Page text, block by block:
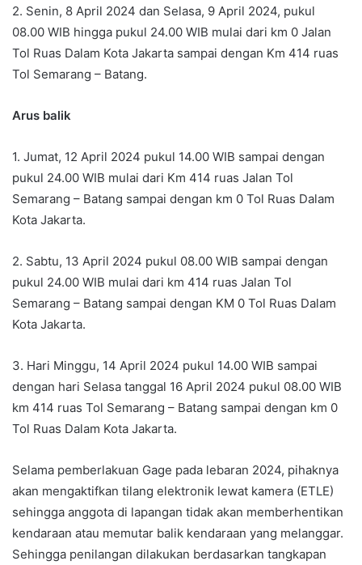
2. Senin, 8 April 2024 dan Selasa, 9 April 2024, pukul
08.00 WIB hingga pukul 24.00 WIB mulai dari km 0 Jalan
Tol Ruas Dalam Kota Jakarta sampai dengan Km 414 ruas
Tol Semarang – Batang.
Arus balik
1. Jumat, 12 April 2024 pukul 14.00 WIB sampai dengan
pukul 24.00 WIB mulai dari Km 414 ruas Jalan Tol
Semarang – Batang sampai dengan km 0 Tol Ruas Dalam
Kota Jakarta.
2. Sabtu, 13 April 2024 pukul 08.00 WIB sampai dengan
pukul 24.00 WIB mulai dari km 414 ruas Jalan Tol
Semarang – Batang sampai dengan KM 0 Tol Ruas Dalam
Kota Jakarta.
3. Hari Minggu, 14 April 2024 pukul 14.00 WIB sampai
dengan hari Selasa tanggal 16 April 2024 pukul 08.00 WIB
km 414 ruas Tol Semarang – Batang sampai dengan km 0
Tol Ruas Dalam Kota Jakarta.
Selama pemberlakuan Gage pada lebaran 2024, pihaknya
akan mengaktifkan tilang elektronik lewat kamera (ETLE)
sehingga anggota di lapangan tidak akan memberhentikan
kendaraan atau memutar balik kendaraan yang melanggar.
Sehingga penilangan dilakukan berdasarkan tangkapan